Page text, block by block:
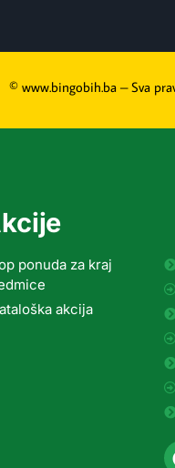
© www.bingobih.ba – Sva
ponuda za kraj
akcija